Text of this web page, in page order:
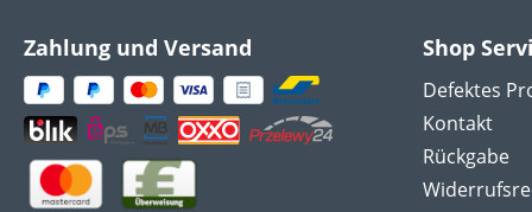
Zahlung und Versand Shop
Defektes
Kontakt
Rückgabe